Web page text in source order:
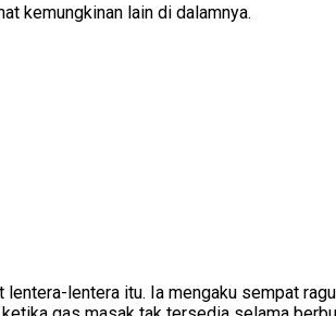
kemungkinan lain di dalamnya.
lentera itu. Ia mengaku sempat